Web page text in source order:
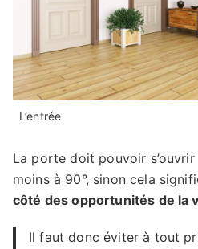
L’entrée
La porte doit pouvoir
moins à 90°, sinon cela
côté des opportunités de la
Il faut donc éviter à tout